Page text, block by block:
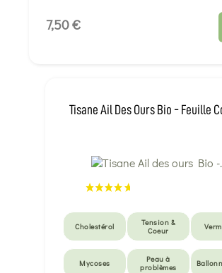
7,50 €
Tisane Ail Des Ours Bio - Feuille
Cholestérol
Tension &
Coeur
Mycoses
Peau à
problèmes